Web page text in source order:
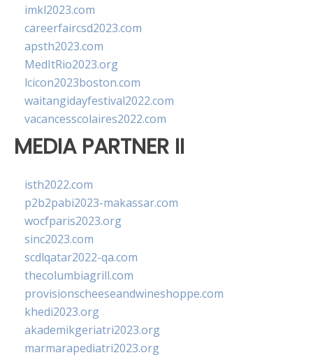
imkl2023.com
careerfaircsd2023.com
apsth2023.com
MedItRio2023.org
lcicon2023boston.com
waitangidayfestival2022.com
vacancesscolaires2022.com
MEDIA PARTNER II
isth2022.com
p2b2pabi2023-makassar.com
wocfparis2023.org
sinc2023.com
scdlqatar2022-qa.com
thecolumbiagrill.com
provisionscheeseandwineshoppe.com
khedi2023.org
akademikgeriatri2023.org
marmarapediatri2023.org